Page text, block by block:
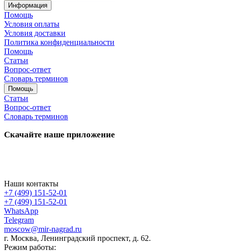
Информация
Помощь
Условия оплаты
Условия доставки
Политика конфиденциальности
Помощь
Статьи
Вопрос-ответ
Словарь терминов
Помощь
Статьи
Вопрос-ответ
Словарь терминов
Скачайте наше приложение
Наши контакты
+7 (499) 151-52-01
+7 (499) 151-52-01
WhatsApp
Telegram
moscow@mir-nagrad.ru
г. Москва, Ленинградский проспект, д. 62.
Режим работы: